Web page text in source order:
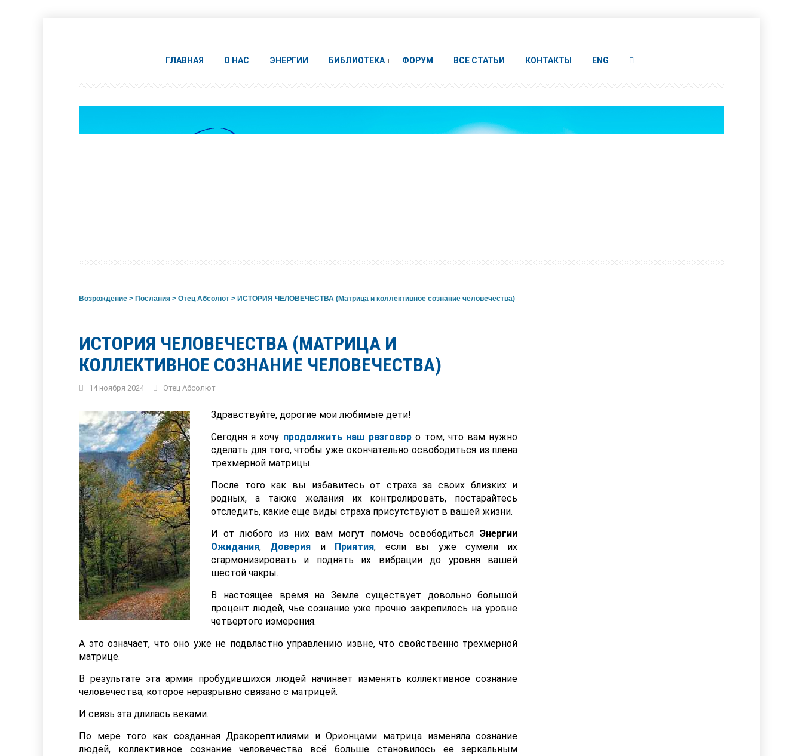
ГЛАВНАЯ О НАС ЭНЕРГИИ БИБЛИОТЕКА ФОРУМ ВСЕ СТАТЬИ КОНТАКТЫ ENG
Возрождение > Послания > Отец Абсолют > ИСТОРИЯ ЧЕЛОВЕЧЕСТВА (Матрица и коллективное сознание человечества)
ИСТОРИЯ ЧЕЛОВЕЧЕСТВА (МАТРИЦА И
КОЛЛЕКТИВНОЕ СОЗНАНИЕ ЧЕЛОВЕЧЕСТВА)
14 ноября 2024 Отец Абсолют
Здравствуйте, дорогие мои любимые дети!
Сегодня я хочу продолжить наш разговор о том, что вам нужно
сделать для того, чтобы уже окончательно освободиться из плена
трехмерной матрицы.
После того как вы избавитесь от страха за своих близких и
родных, а также желания их контролировать, постарайтесь
отследить, какие еще виды страха присутствуют в вашей жизни.
И от любого из них вам могут помочь освободиться Энергии
Ожидания, Доверия и Приятия, если вы уже сумели их
сгармонизировать и поднять их вибрации до уровня вашей
шестой чакры.
В настоящее время на Земле существует довольно большой
процент людей, чье сознание уже прочно закрепилось на уровне
четвертого измерения.
А это означает, что оно уже не подвластно управлению извне, что свойственно трехмерной
матрице.
В результате эта армия пробудившихся людей начинает изменять коллективное сознание
человечества, которое неразрывно связано с матрицей.
И связь эта длилась веками.
По мере того как созданная Дракорептилиями и Орионцами матрица изменяла сознание
людей, коллективное сознание человечества всё больше становилось ее зеркальным